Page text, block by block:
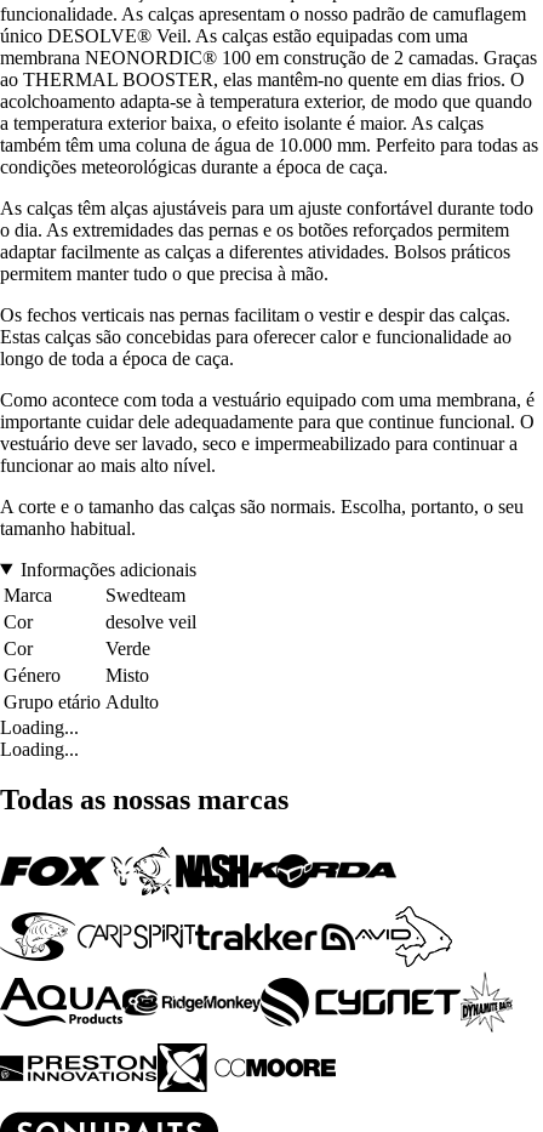
funcionalidade. As calças apresentam o nosso padrão de camuflagem
único DESOLVE® Veil. As calças estão equipadas com uma
membrana NEONORDIC® 100 em construção de 2 camadas. Graças
ao THERMAL BOOSTER, elas mantêm-no quente em dias frios. O
acolchoamento adapta-se à temperatura exterior, de modo que quando
a temperatura exterior baixa, o efeito isolante é maior. As calças
também têm uma coluna de água de 10.000 mm. Perfeito para todas as
condições meteorológicas durante a época de caça.
As calças têm alças ajustáveis para um ajuste confortável durante todo
o dia. As extremidades das pernas e os botões reforçados permitem
adaptar facilmente as calças a diferentes atividades. Bolsos práticos
permitem manter tudo o que precisa à mão.
Os fechos verticais nas pernas facilitam o vestir e despir das calças.
Estas calças são concebidas para oferecer calor e funcionalidade ao
longo de toda a época de caça.
Como acontece com toda a vestuário equipado com uma membrana, é
importante cuidar dele adequadamente para que continue funcional. O
vestuário deve ser lavado, seco e impermeabilizado para continuar a
funcionar ao mais alto nível.
A corte e o tamanho das calças são normais. Escolha, portanto, o seu
tamanho habitual.
Informações adicionais
Marca
Swedteam
Cor
desolve veil
Cor
Verde
Género
Misto
Grupo etário Adulto
Loading...
Loading...
Todas as nossas marcas